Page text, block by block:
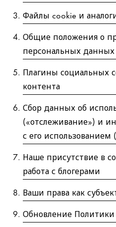
Файлы cookie и
Общие положения о
персональных данных
Плагины социальных
контента
Сбор данных об
(«отслеживание») и
с его использованием
Наше присутствие в
работа с блогерами
Ваши права как
Обновление